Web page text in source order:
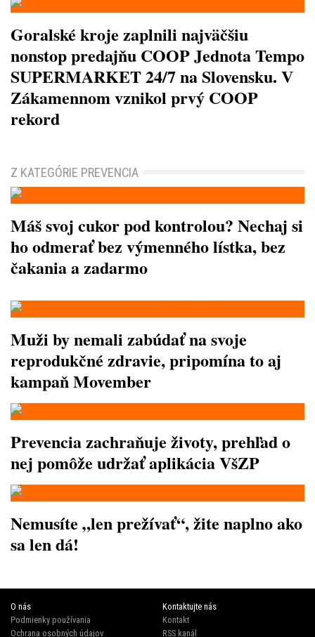
Goralské kroje zaplnili najväčšiu
nonstop predajňu COOP Jednota Tempo
SUPERMARKET 24/7 na Slovensku. V
Zákamennom vznikol prvý COOP
rekord
Z KATEGÓRIE PREVENCIA
Máš svoj cukor pod kontrolou? Nechaj si
ho odmerať bez výmenného lístka, bez
čakania a zadarmo
Muži by nemali zabúdať na svoje
reprodukčné zdravie, pripomína to aj
kampaň Movember
Prevencia zachraňuje životy, prehľad o
nej pomôže udržať aplikácia VšZP
Nemusíte „len prežívať“, žite naplno ako
sa len dá!
O nás
Podmienky používania
Ochrana osobných údajov
Kontaktujte nás
Kontakt
RSS kanál